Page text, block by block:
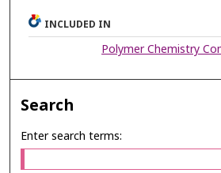
INCLUDED IN
Polymer Chemistry
Search
Enter search terms: